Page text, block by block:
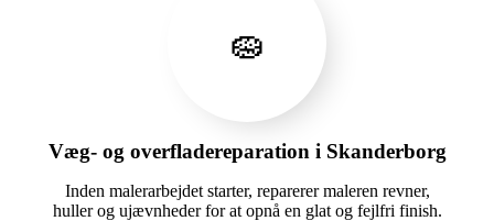
🧽
Væg- og overfladereparation i Skanderborg
Inden malerarbejdet starter, reparerer maleren revner,
huller og ujævnheder for at opnå en glat og fejlfri finish.